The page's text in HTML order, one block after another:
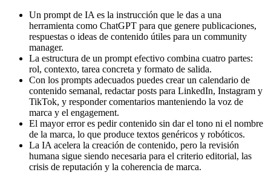
Un prompt de IA es la instrucción que le das a una
herramienta como ChatGPT para que genere publicaciones,
respuestas o ideas de contenido útiles para un community
manager.
La estructura de un prompt efectivo combina cuatro partes:
rol, contexto, tarea concreta y formato de salida.
Con los prompts adecuados puedes crear un calendario de
contenido semanal, redactar posts para LinkedIn, Instagram y
TikTok, y responder comentarios manteniendo la voz de
marca y el engagement.
El mayor error es pedir contenido sin dar el tono ni el nombre
de la marca, lo que produce textos genéricos y robóticos.
La IA acelera la creación de contenido, pero la revisión
humana sigue siendo necesaria para el criterio editorial, las
crisis de reputación y la coherencia de marca.